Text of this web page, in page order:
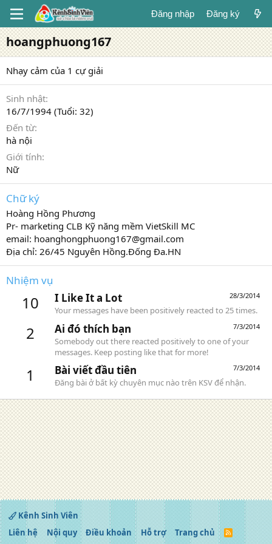
Đăng nhập Đăng ký
hoangphuong167
Nhạy cảm của 1 cự giải
Sinh nhật
16/7/1994 (Tuổi: 32)
Đến từ
hà nội
Giới tính
Nữ
Chữ ký
Hoàng Hồng Phương
Pr- marketing CLB Kỹ năng mềm VietSkill MC
email: hoanghongphuong167@gmail.com
Địa chỉ: 26/45 Nguyên Hồng.Đống Đa.HN
Nhiệm vụ
10 28/3/2014
I Like It a Lot
Your messages have been positively reacted to 25 times.
2 7/3/2014
Ai đó thích bạn
Somebody out there reacted positively to one of your
messages. Keep posting like that for more!
1 7/3/2014
Bài viết đầu tiên
Đăng bài ở bất kỳ chuyên mục nào trên KSV để nhận.
Kênh Sinh Viên
Liên hệ
Nội quy Điều khoản Hỗ trợ Trang chủ
R